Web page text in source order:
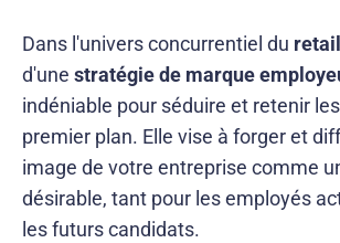
Dans l'univers concurrentiel du retail
d'une stratégie de marque
indéniable pour séduire et retenir
premier plan. Elle vise à forger et
image de votre entreprise comme
désirable, tant pour les employés
les futurs candidats.